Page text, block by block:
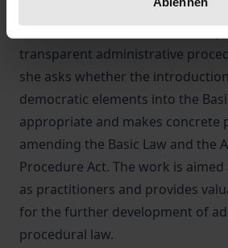
processes, and speed them up.
transparent administrative
she asks whether the
democratic elements into the
appropriate and makes concrete
amending the Basic Law and the
Procedure Act. The work is
as practitioners and provides
for the further development of
procedural law.